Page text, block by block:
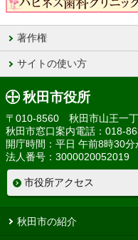
著作権
サイトの使い方
秋田市役所
〒010-8560 秋田市山王一
秋田市窓口案内電話：018-
開庁時間：平日 午前8時30
法人番号：3000020052019
市役所アクセス
秋田市の紹介